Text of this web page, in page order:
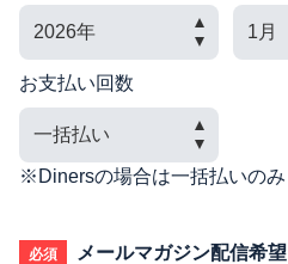
お支払い回数
※Dinersの場合は一括払いのみ
必須 メールマガジン配信希望